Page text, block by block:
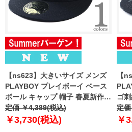
【ns623】大きいサイズ メンズ
PLAYBOY プレイボーイ ベース
ボール キャップ 帽子 春夏新作
6613-700
定価 ￥4,389(税込)
￥3,730(税込)
【
ゴ
子
定
￥